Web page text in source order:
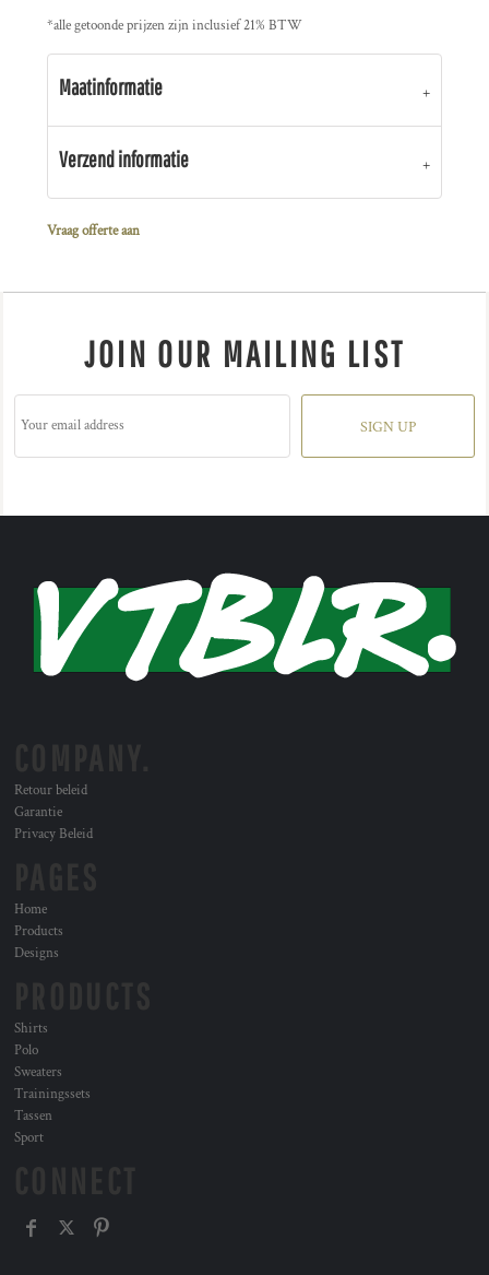
*alle getoonde prijzen zijn inclusief 21% BTW
Maatinformatie
Verzend informatie
Vraag offerte aan
JOIN OUR MAILING LIST
SIGN UP
Retour beleid
Garantie
Privacy Beleid
Home
Products
Designs
Shirts
Polo
Sweaters
Trainingssets
Tassen
Sport